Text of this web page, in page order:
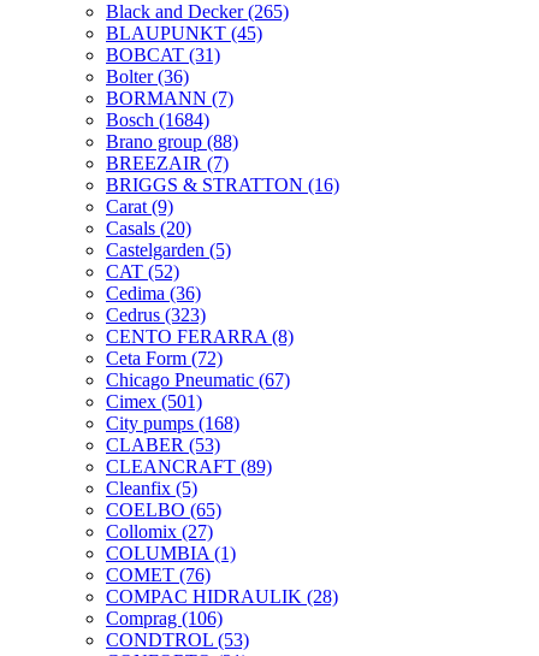
Black and Decker(265)
BLAUPUNKT (45)
BOBCAT (31)
Bolter(36)
BORMANN (7)
Bosch (1684)
Brano group (88)
BREEZAIR (7)
BRIGGS & STRATTON (16)
Carat (9)
Casals (20)
Castelgarden (5)
CAT (52)
Cedima (36)
Cedrus (323)
CENTO FERARRA (8)
Ceta Form (72)
Chicago Pneumatic (67)
Cimex (501)
City pumps (168)
CLABER (53)
CLEANCRAFT (89)
Cleanfix (5)
COELBO (65)
Collomix (27)
COLUMBIA (1)
COMET (76)
COMPAC HIDRAULIK (28)
Comprag (106)
CONDTROL (53)